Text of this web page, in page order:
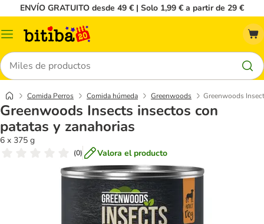
ENVÍO GRATUITO desde 49 € | Solo 1,99 € a partir de 29 €
Menú
Buscar
Comida Perros Comida húmeda Greenwoods Greenwoods
Greenwoods Insects insectos con
patatas y zanahorias
6 x 375 g
(0) Valora el producto